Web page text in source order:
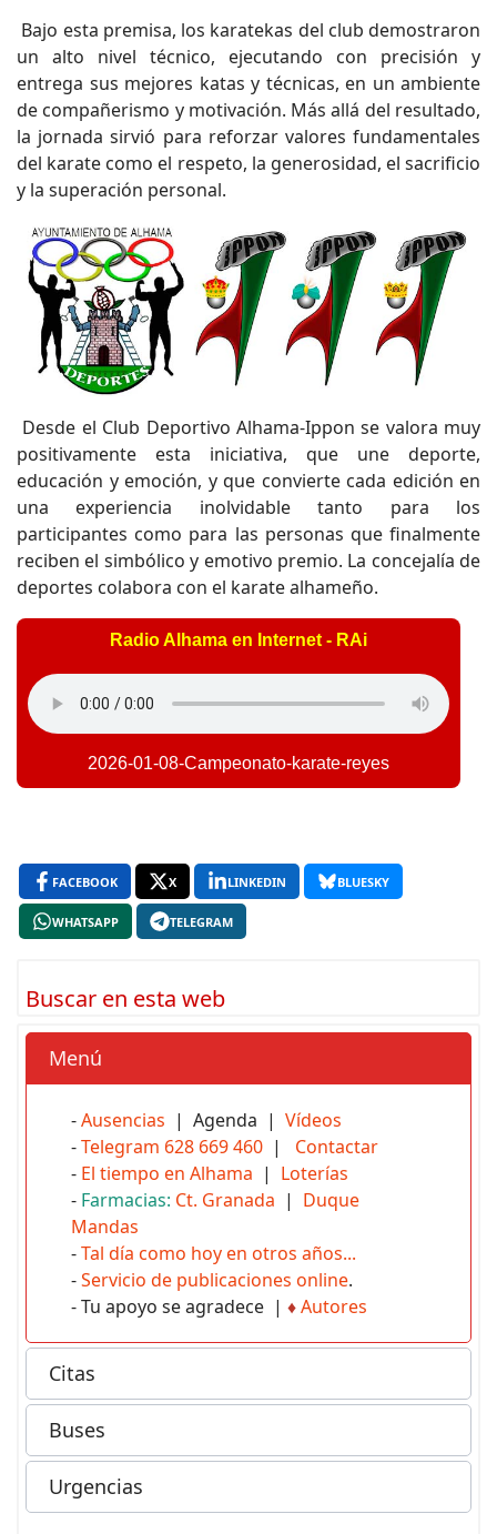
Bajo esta premisa, los karatekas del club demostraron
un alto nivel técnico, ejecutando con precisión y
entrega sus mejores katas y técnicas, en un ambiente
de compañerismo y motivación. Más allá del resultado,
la jornada sirvió para reforzar valores fundamentales
del karate como el respeto, la generosidad, el sacrificio
y la superación personal.
Desde el Club Deportivo Alhama-Ippon se valora muy
positivamente esta iniciativa, que une deporte,
educación y emoción, y que convierte cada edición en
una experiencia inolvidable tanto para los
participantes como para las personas que finalmente
reciben el simbólico y emotivo premio. La concejalía de
deportes colabora con el karate alhameño.
Radio Alhama en Internet - RAi
2026-01-08-Campeonato-karate-reyes
FACEBOOK X LINKEDIN BLUESKY
WHATSAPP TELEGRAM
Buscar en esta web
Menú
-Ausencias | Agenda | Vídeos
-Telegram 628 669 460 | Contactar
- El tiempo en Alhama | Loterías
- Farmacias: Ct. Granada | Duque
Mandas
-Tal día como hoy en otros años...
-Servicio de publicaciones online.
- Tu apoyo se agradece | ♦Autores
Citas
Buses
Urgencias